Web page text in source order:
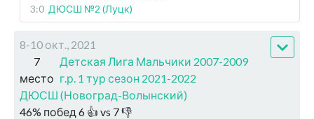
3:0 ДЮСШ №2 (Луцк)
8-10 окт., 2021
7
место
Детская Лига Мальчики 2007-2009
г.р. 1 тур сезон 2021-2022
ДЮСШ (Новоград-Волынский)
46% побед 6 👍 vs 7👎